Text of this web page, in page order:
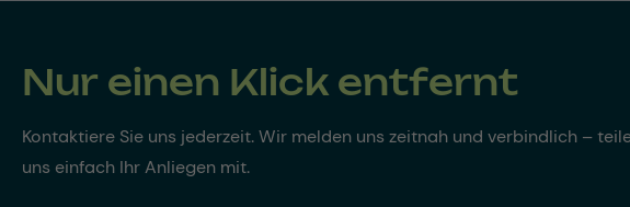
Nur einen Klick entfernt
Kontaktiere Sie uns jederzeit. Wir melden uns zeitnah und verbindlich –
uns einfach Ihr Anliegen mit.